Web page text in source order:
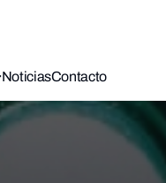
NoticiasContacto